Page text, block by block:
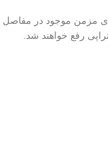
مزمن موجود در مفاصل
رفع خواهند شد.